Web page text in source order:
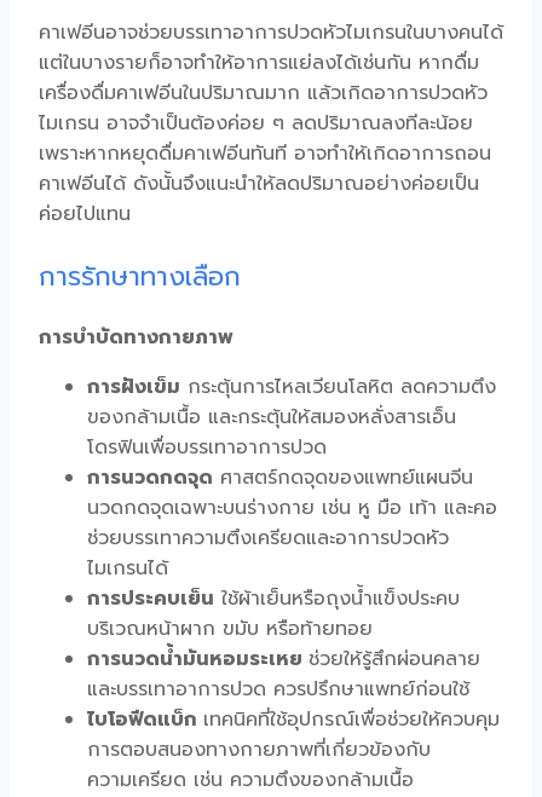
คาเฟอีนอาจช่วยบรรเทาอาการปวดหัวไมเกรนในบางคนได้
แต่ในบางรายก็อาจทำให้อาการแย่ลงได้เช่นกัน หากดื่ม
เครื่องดื่มคาเฟอีนในปริมาณมาก แล้วเกิดอาการปวดหัว
ไมเกรน อาจจำเป็นต้องค่อย ๆ ลดปริมาณลงทีละน้อย
เพราะหากหยุดดื่มคาเฟอีนทันที อาจทำให้เกิดอาการถอน
คาเฟอีนได้ ดังนั้นจึงแนะนำให้ลดปริมาณอย่างค่อยเป็น
ค่อยไปแทน
การรักษาทางเลือก
การบำบัดทางกายภาพ
การฝังเข็ม กระตุ้นการไหลเวียนโลหิต ลดความตึง
ของกล้ามเนื้อ และกระตุ้นให้สมองหลั่งสารเอ็น
โดรฟินเพื่อบรรเทาอาการปวด
การนวดกดจุด ศาสตร์กดจุดของแพทย์แผนจีน
นวดกดจุดเฉพาะบนร่างกาย เช่น หู มือ เท้า และคอ
ช่วยบรรเทาความตึงเครียดและอาการปวดหัว
ไมเกรนได้
การประคบเย็น ใช้ผ้าเย็นหรือถุงน้ำแข็งประคบ
บริเวณหน้าผาก ขมับ หรือท้ายทอย
การนวดน้ำมันหอมระเหย ช่วยให้รู้สึกผ่อนคลาย
และบรรเทาอาการปวด ควรปรึกษาแพทย์ก่อนใช้
ไบโอฟีดแบ็ก เทคนิคที่ใช้อุปกรณ์เพื่อช่วยให้ควบคุม
การตอบสนองทางกายภาพที่เกี่ยวข้องกับ
ความเครียด เช่น ความตึงของกล้ามเนื้อ